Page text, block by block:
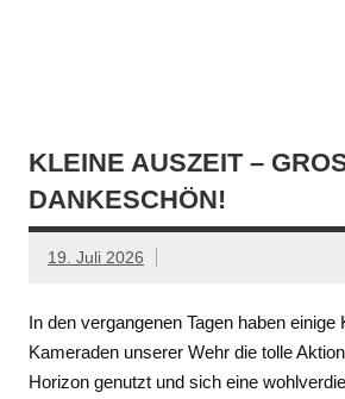
KLEINE AUSZEIT –
ANKESCHÖN!
19. Juli 2026
In den vergangenen Tagen haben einige
Kameraden unserer Wehr die tolle
Horizon genutzt und sich eine